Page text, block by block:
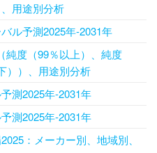
用途別分析
ル予測2025年-2031年
純度（99％以上）、純度
））、用途別分析
測2025年-2031年
測2025年-2031年
：メーカー別、地域別、